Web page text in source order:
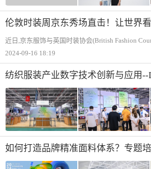
伦敦时装周京东秀场直击！让世界
近日,京东服饰与英国时装协会(British Fashion
伦敦时装周亚洲官方线上零售合作伙伴。9月15日,
2024-09-16 18:19
纺织服装产业数字技术创新与应用--
字时尚创新空间亮相2024 intertextile
如何打造品牌精准面料体系？专题
效企划